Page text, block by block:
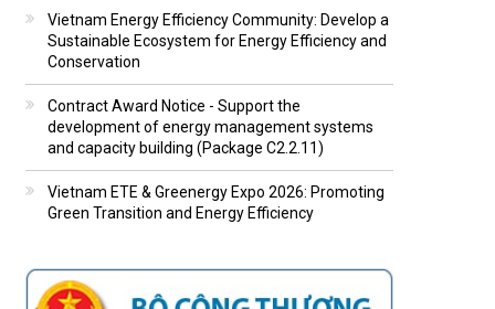
Vietnam Energy Efficiency Community: Develop a
Sustainable Ecosystem for Energy Efficiency and
Conservation
Contract Award Notice - Support the
development of energy management systems
and capacity building (Package C2.2.11)
Vietnam ETE & Greenergy Expo 2026: Promoting
Green Transition and Energy Efficiency